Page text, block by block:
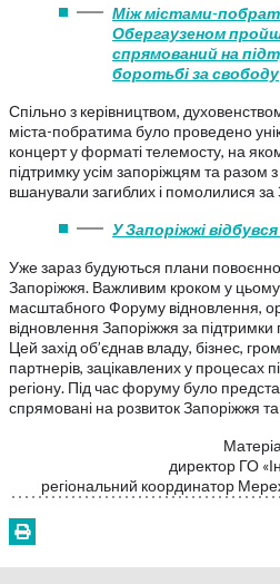
Між містами-
Обергаузеном
спрямований на
боротьбі за свободу
Спільно з керівництвом,
міста-побратима було проведено
концерт у форматі телемосту, на
підтримку усім запоріжцям та разом
вшанували загиблих і помолилися за
У Запоріжжі
Уже зараз будуються плани
Запоріжжя. Важливим кроком у
масштабного Форуму відновлення,
відновлення Запоріжжя за підтримки
Цей захід об’єднав владу, бізнес,
партнерів, зацікавлених у процесах
регіону. Під час форуму було
спрямовані на розвиток Запоріжжя
директор ГО
регіональний координатор